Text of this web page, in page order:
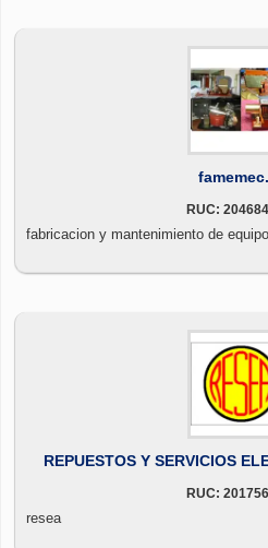
RUC:
fabricacion y mantenimiento de
REPUESTOS Y SERVICIOS
RUC:
resea